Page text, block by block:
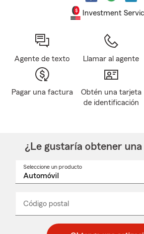
Investment
Agente de texto Llamar al agente
Pagar una factura
Obtén una tarjeta
de identificación
¿Le gustaría obtener
Seleccione un producto
desplegable
Código postal
_____